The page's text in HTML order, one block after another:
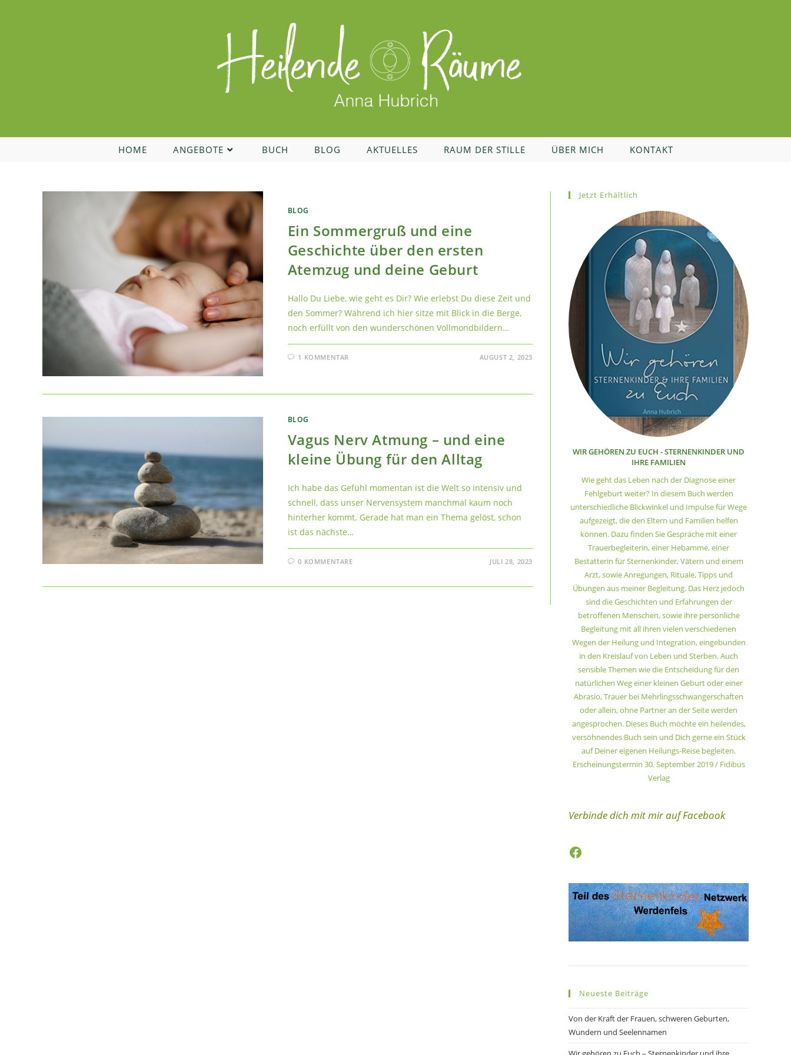
HOME ANGEBOTE BUCH BLOG AKTUELLES RAUM DER STILLE ÜBER MICH KONTAKT
BLOG
Ein Sommergruß und eine
Geschichte über den ersten
Atemzug und deine Geburt
Hallo Du Liebe, wie geht es Dir? Wie erlebst Du diese Zeit und
den Sommer? Während ich hier sitze mit Blick in die Berge,
noch erfüllt von den wunderschönen Vollmondbildern…
1 KOMMENTAR AUGUST 2, 2023
BLOG
Vagus Nerv Atmung – und eine
kleine Übung für den Alltag
Ich habe das Gefühl momentan ist die Welt so intensiv und
schnell, dass unser Nervensystem manchmal kaum noch
hinterher kommt. Gerade hat man ein Thema gelöst, schon
ist das nächste…
0 KOMMENTARE JULI 28, 2023
Jetzt Erhältlich
WIR GEHÖREN ZU EUCH - STERNENKINDER UND
IHRE FAMILIEN
Wie geht das Leben nach der Diagnose einer
Fehlgeburt weiter? In diesem Buch werden
unterschiedliche Blickwinkel und Impulse für Wege
aufgezeigt, die den Eltern und Familien helfen
können. Dazu finden Sie Gespräche mit einer
Trauerbegleiterin, einer Hebamme, einer
Bestatterin für Sternenkinder, Vätern und einem
Arzt, sowie Anregungen, Rituale, Tipps und
Übungen aus meiner Begleitung. Das Herz jedoch
sind die Geschichten und Erfahrungen der
betroffenen Menschen, sowie ihre persönliche
Begleitung mit all ihren vielen verschiedenen
Wegen der Heilung und Integration, eingebunden
in den Kreislauf von Leben und Sterben. Auch
sensible Themen wie die Entscheidung für den
natürlichen Weg einer kleinen Geburt oder einer
Abrasio, Trauer bei Mehrlingsschwangerschaften
oder allein, ohne Partner an der Seite werden
angesprochen. Dieses Buch möchte ein heilendes,
versöhnendes Buch sein und Dich gerne ein Stück
auf Deiner eigenen Heilungs-Reise begleiten.
Erscheinungstermin 30. September 2019 / Fidibus
Verlag
Verbinde dich mit mir auf Facebook
Facebook
Neueste Beiträge
Von der Kraft der Frauen, schweren Geburten,
Wundern und Seelennamen